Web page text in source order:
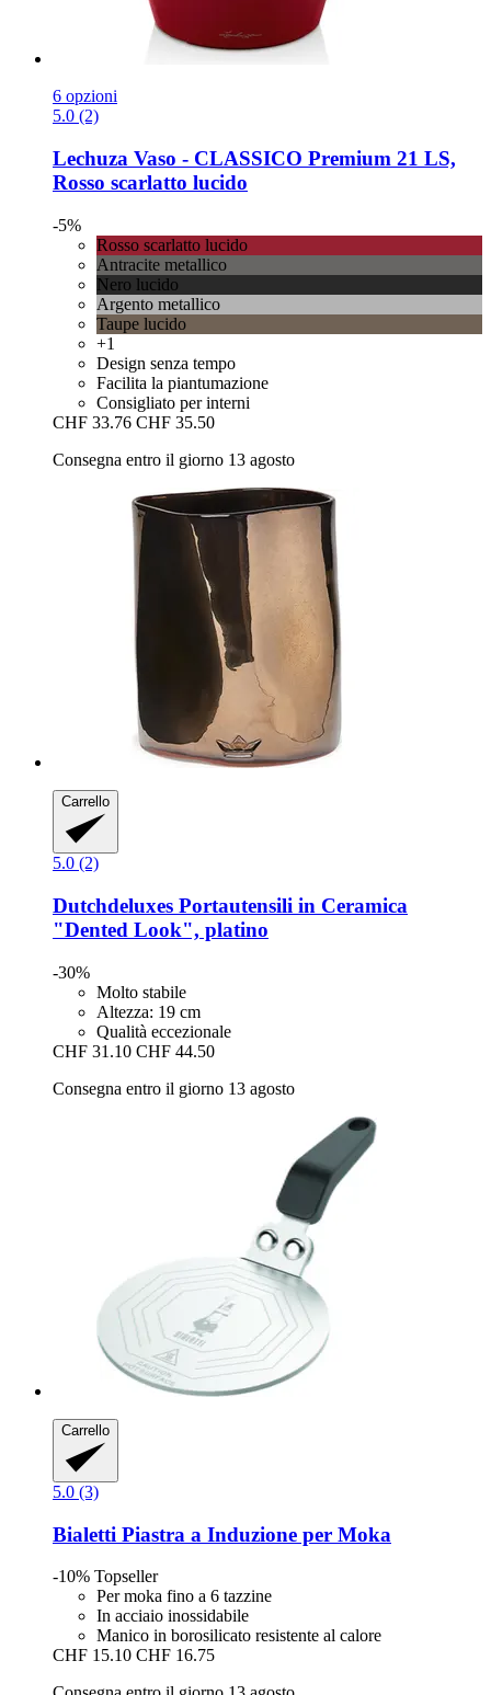
6 opzioni
5.0 (2)
Lechuza Vaso -​ CLASSICO Premium 21 LS,
Rosso scarlatto lucido
-5%
Rosso scarlatto lucido
Antracite metallico
Nero lucido
Argento metallico
Taupe lucido
+1
Design senza tempo
Facilita la piantumazione
Consigliato per interni
CHF 33.76 CHF 35.50
Consegna entro il giorno 13 agosto
Carrello
5.0 (2)
Dutchdeluxes Portautensili in Ceramica
"Dented Look", platino
-30%
Molto stabile
Altezza: 19 cm
Qualità eccezionale
CHF 31.10 CHF 44.50
Consegna entro il giorno 13 agosto
Carrello
5.0 (3)
Bialetti Piastra a Induzione per Moka
-10% Topseller
Per moka fino a 6 tazzine
In acciaio inossidabile
Manico in borosilicato resistente al calore
CHF 15.10 CHF 16.75